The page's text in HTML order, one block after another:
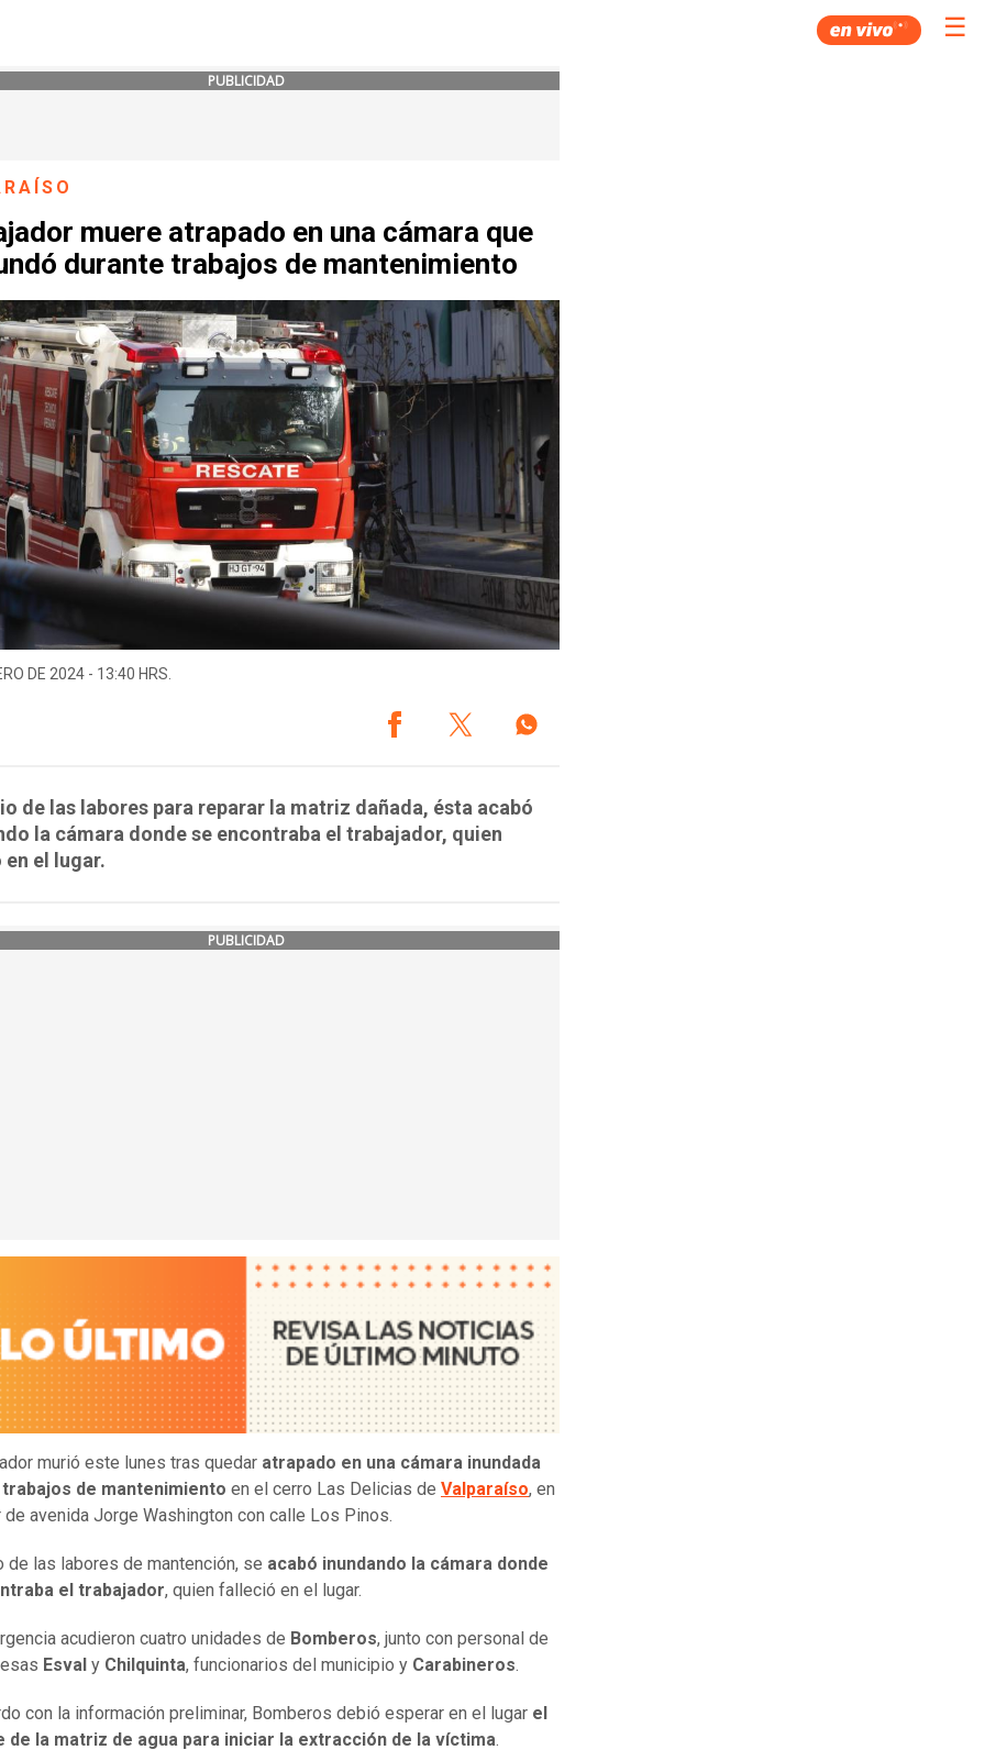
☰
PUBLICIDAD
muere atrapado en una cámara que
durante trabajos de mantenimiento
DE 2024 - 13:40 HRS.
de las labores para reparar la matriz dañada, ésta acabó
la cámara donde se encontraba el trabajador, quien
el lugar.
PUBLICIDAD
murió este lunes tras quedar atrapado en una cámara inundada
de mantenimiento en el cerro Las Delicias de Valparaíso, en
avenida Jorge Washington con calle Los Pinos.
de las labores de mantención, se acabó inundando la cámara donde
el trabajador, quien falleció en el lugar.
acudieron cuatro unidades de Bomberos, junto con personal de
Esval y Chilquinta, funcionarios del municipio y Carabineros.
con la información preliminar, Bomberos debió esperar en el lugar el
de la matriz de agua para iniciar la extracción de la víctima.